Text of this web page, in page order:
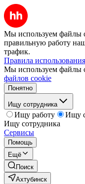
Мы используем файлы
правильную работу
трафик.
Правила
Мы используем файлы
файлов cookie
Понятно
Ищу сотрудника
Ищу работу
Ищу
Ищу сотрудника
Сервисы
Помощь
Ещё
Поиск
Ахтубинск